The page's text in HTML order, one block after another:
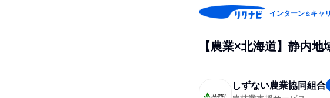
インターン＆キャ
【農業×北海道】静内
しずない農業協同組合